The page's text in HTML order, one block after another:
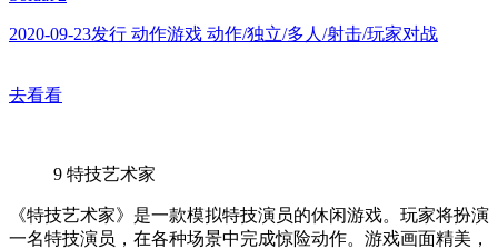
2020-09-23发行 动作游戏 动作/独立/多人/射击/玩家对战
去看看
9 特技艺术家
《特技艺术家》是一款模拟特技演员的休闲游戏。玩家将扮演
一名特技演员，在各种场景中完成惊险动作。游戏画面精美，